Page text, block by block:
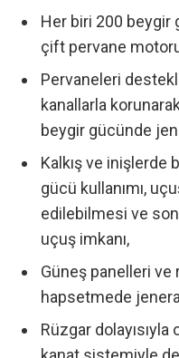
Her biri 200 beygir
çift pervane
Pervaneleri
kanallarla
beygir gücünde
Kalkış ve inişlerde
gücü kullanımı,
edilebilmesi ve
uçuş imkanı,
Güneş panelleri
hapsetmede
Rüzgar